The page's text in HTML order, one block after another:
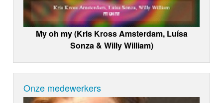
My oh my (Kris Kross Amsterdam, Luísa
Sonza & Willy William)
Onze medewerkers